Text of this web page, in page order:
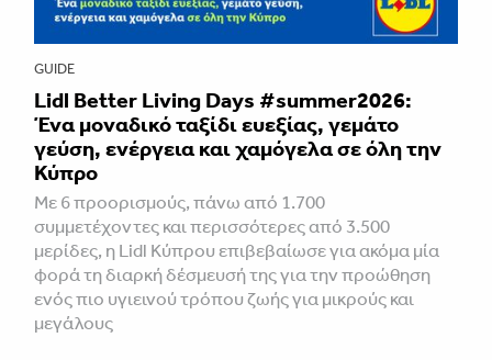
GUIDE
Lidl Better Living Days #summer2026:
Ένα μοναδικό ταξίδι ευεξίας, γεμάτο
γεύση, ενέργεια και χαμόγελα σε όλη την
Κύπρο
Με 6 προορισμούς, πάνω από 1.700
συμμετέχοντες και περισσότερες από 3.500
μερίδες, η Lidl Κύπρου επιβεβαίωσε για ακόμα μία
φορά τη διαρκή δέσμευσή της για την προώθηση
ενός πιο υγιεινού τρόπου ζωής για μικρούς και
μεγάλους